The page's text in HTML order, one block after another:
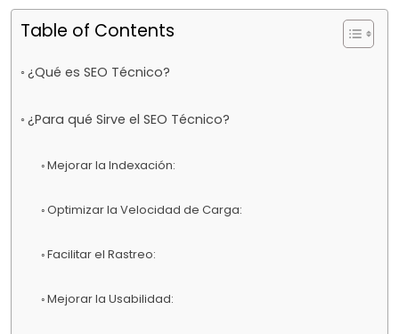
Table of Contents
¿Qué es SEO Técnico?
¿Para qué Sirve el SEO Técnico?
Mejorar la Indexación:
Optimizar la Velocidad de Carga:
Facilitar el Rastreo:
Mejorar la Usabilidad: